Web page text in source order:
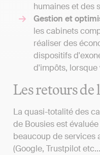
humaines et des
Gestion et
les cabinets
réaliser des
dispositifs
d'impôts, lorsque
Les retours de
La quasi-totalité des
de Bousies est
beaucoup de services
(Google, Trustpilot